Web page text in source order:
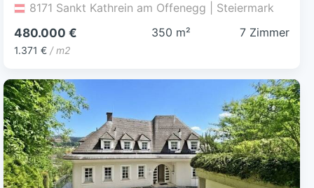
8171 Sankt Kathrein am Offenegg | Steiermark
480.000 €
1.371 € / m2
350 m² 7 Zimmer